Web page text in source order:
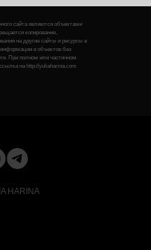
сайта являются объектами
копирование,
на другие сайты и ресурсы в
и объектов без
При полном или частичном
на http://yuliaharina.com
HARINA